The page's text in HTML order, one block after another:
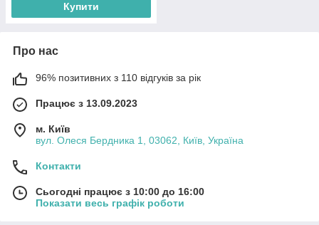
Купити
Про нас
96% позитивних з 110 відгуків за рік
Працює з 13.09.2023
м. Київ
вул. Олеся Бердника 1, 03062, Київ, Україна
Контакти
Сьогодні працює з 10:00 до 16:00
Показати весь графік роботи